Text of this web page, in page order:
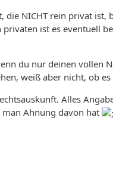
die NICHT rein privat
ist es eventuell
du nur deinen vollen
weiß aber nicht, ob
Alles
Ahnung davon hat